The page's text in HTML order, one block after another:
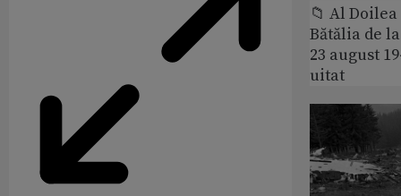
📁 Al
Bătălia de
23 august
uitat